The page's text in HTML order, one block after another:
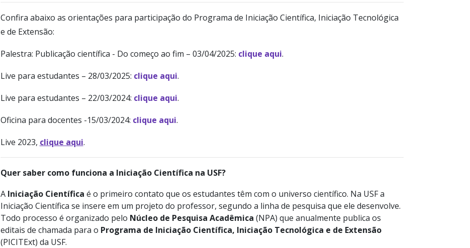
Confira abaixo as orientações para participação do Programa de Iniciação Científica, Iniciação Tecnológica
e de Extensão:
Palestra: Publicação científica - Do começo ao fim – 03/04/2025: clique aqui.
Live para estudantes – 28/03/2025: clique aqui.
Live para estudantes – 22/03/2024: clique aqui.
Oficina para docentes -15/03/2024: clique aqui.
Live 2023, clique aqui.
Quer saber como funciona a Iniciação Científica na USF?
A Iniciação Científica é o primeiro contato que os estudantes têm com o universo científico. Na USF a
Iniciação Científica se insere em um projeto do professor, segundo a linha de pesquisa que ele desenvolve.
Todo processo é organizado pelo Núcleo de Pesquisa Acadêmica (NPA) que anualmente publica os
editais de chamada para o Programa de Iniciação Científica, Iniciação Tecnológica e de Extensão
(PICITExt) da USF.